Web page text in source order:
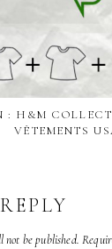
: H&M
VÊTEMENTS
not be published.